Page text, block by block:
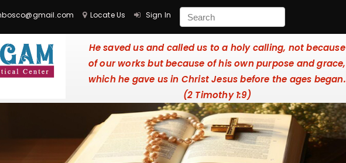
Locate Us Sign In
He saved us and called us to a holy calling, not because
of our works but because of his own purpose and grace,
which he gave us in Christ Jesus before the ages began.
(2 Timothy 1:9)